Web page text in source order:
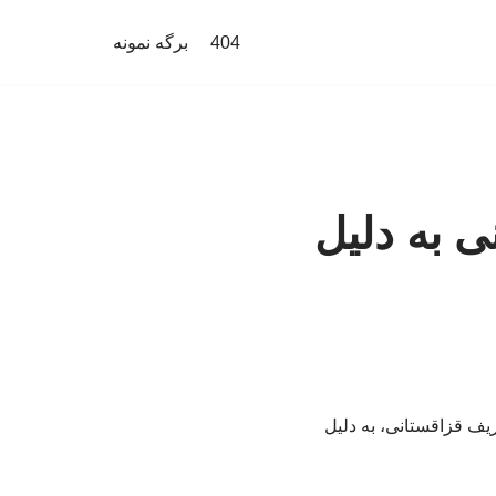
404 برگه نمونه
به دلیل
حریف قزاقستانی، به دلیل